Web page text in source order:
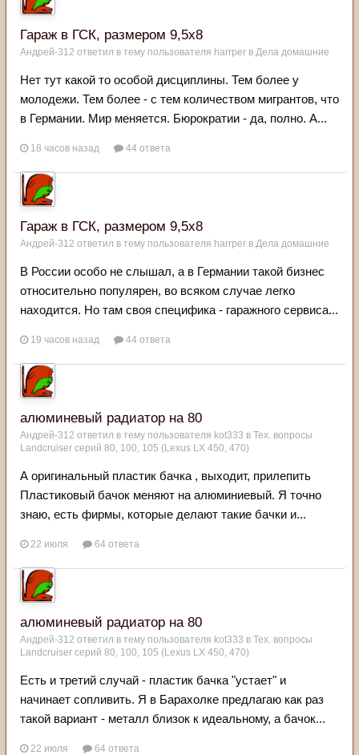
Гараж в ГСК, размером 9,5х8
Андрей-312 ответил в тему пользователя harrper в Дела домашние
Нет тут какой то особой дисциплины. Тем более у
молодежи. Тем более - с тем количеством мигрантов, что
в Германии. Мир меняется. Бюрократии - да, полно. А...
18 часов назад 44 ответа
Гараж в ГСК, размером 9,5х8
Андрей-312 ответил в тему пользователя harrper в Дела домашние
В России особо не слышал, а в Германии такой бизнес
относительно популярен, во всяком случае легко
находится. Но там своя специфика - гаражного сервиса...
19 часов назад 44 ответа
алюминевый радиатор на 80
Андрей-312 ответил в тему пользователя kot333 в Тех. вопросы
Landcruiser серий 80, 100, 105 (Lexus LX 450, 470)
А оригинальный пластик бачка , выходит, прилепить
Пластиковый бачок меняют на алюминиевый. Я точно
знаю, есть фирмы, которые делают такие бачки и...
22 июля 64 ответа
алюминевый радиатор на 80
Андрей-312 ответил в тему пользователя kot333 в Тех. вопросы
Landcruiser серий 80, 100, 105 (Lexus LX 450, 470)
Есть и третий случай - пластик бачка "устает" и
начинает сопливить. Я в Барахолке предлагаю как раз
такой вариант - металл близок к идеальному, а бачок...
22 июля 64 ответа